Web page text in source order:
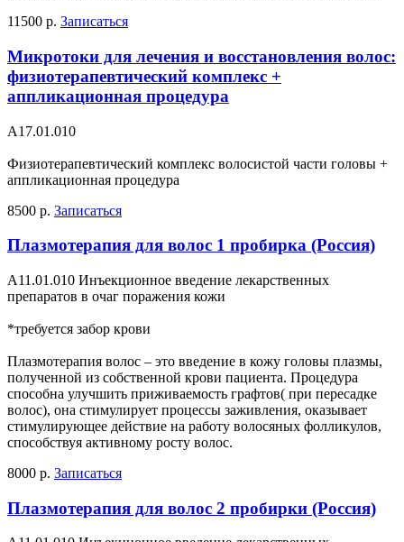
11500 р. Записаться
Микротоки для лечения и восстановления волос:
физиотерапевтический комплекс +
аппликационная процедура
А17.01.010
Физиотерапевтический комплекс волосистой части головы +
аппликационная процедура
8500 р. Записаться
Плазмотерапия для волос 1 пробирка (Россия)
А11.01.010 Инъекционное введение лекарственных
препаратов в очаг поражения кожи
*требуется забор крови
Плазмотерапия волос – это введение в кожу головы плазмы,
полученной из собственной крови пациента. Процедура
способна улучшить приживаемость графтов( при пересадке
волос), она стимулирует процессы заживления, оказывает
стимулирующее действие на работу волосяных фолликулов,
способствуя активному росту волос.
8000 р. Записаться
Плазмотерапия для волос 2 пробирки (Россия)